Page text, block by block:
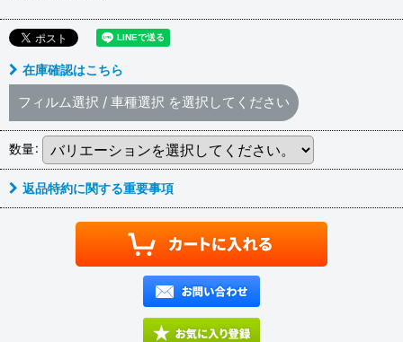
在庫確認はこちら
フィルム選択 / 車種選択 を選択してください
数量:
返品特約に関する重要事項